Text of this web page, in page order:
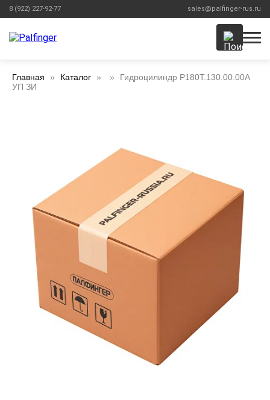
8 (922) 227-92-77 sales@palfinger-rus.ru
Главная Каталог
Гидроцилиндр P180T.130.00.00A
УП ЗИ